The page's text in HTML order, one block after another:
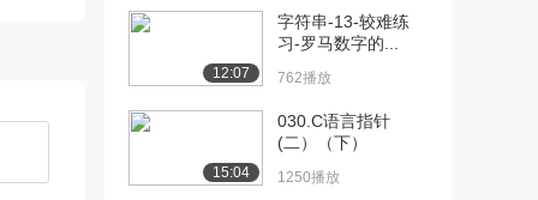
[9] 2.5 代码注释
[10] 2.7 动动手 —— 实现
两个模块...
12:07
字符串-13-较难练
习-罗马数字的...
762播放
15:04
030.C语言指针
(二）（下）
1250播放